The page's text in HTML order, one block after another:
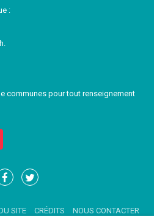
:
communes pour tout renseignement
Lien
compte
Lien
compte
SITE CRÉDITS NOUS CONTACTER